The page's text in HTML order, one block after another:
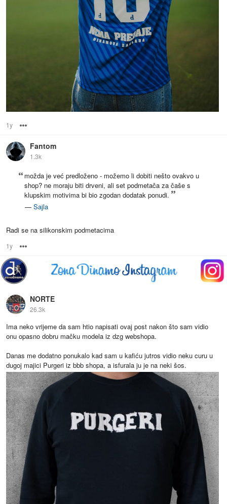
1y
Fantom
1.3k
možda je već predloženo - možemo li dobiti nešto ovakvo u
shop? ne moraju biti drveni, ali set podmetača za čaše s
klupskim motivima bi bio zgodan dodatak ponudi.
— Sajla
Radi se na silikonskim podmetacima
1y
NORTE
26.3k
Ima neko vrijeme da sam htio napisati ovaj post nakon što sam vidio
onu opasno dobru mačku modela iz dzg webshopa.
Danas me dodatno ponukalo kad sam u kafiću jutros vidio neku curu u
dugoj majici Purgeri iz bbb shopa, a isfurala ju je na neki šos.